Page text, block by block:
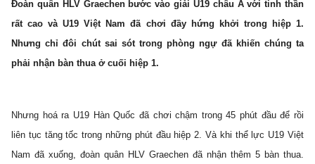
Đoàn quân HLV Graechen bước vào giải U19 châu Á với tinh thần
rất cao và U19 Việt Nam đã chơi đầy hứng khởi trong hiệp 1.
Nhưng chỉ đôi chút sai sót trong phòng ngự đã khiến chúng ta
phải nhận bàn thua ở cuối hiệp 1.
Nhưng hoá ra U19 Hàn Quốc đã chơi chậm trong 45 phút đầu để rồi
liên tục tăng tốc trong những phút đầu hiệp 2. Và khi thể lực U19 Việt
Nam đã xuống, đoàn quân HLV Graechen đã nhận thêm 5 bàn thua.